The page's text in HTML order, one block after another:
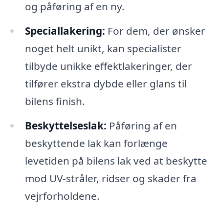
og påføring af en ny.
Speciallakering: For dem, der ønsker
noget helt unikt, kan specialister
tilbyde unikke effektlakeringer, der
tilfører ekstra dybde eller glans til
bilens finish.
Beskyttelseslak: Påføring af en
beskyttende lak kan forlænge
levetiden på bilens lak ved at beskytte
mod UV-stråler, ridser og skader fra
vejrforholdene.